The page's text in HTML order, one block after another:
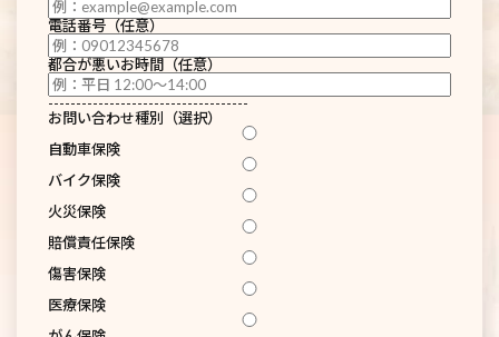
電話番号（任意）
都合が悪いお時間（任意）
------------------------------------
お問い合わせ種別（選択）
自動車保険
バイク保険
火災保険
賠償責任保険
傷害保険
医療保険